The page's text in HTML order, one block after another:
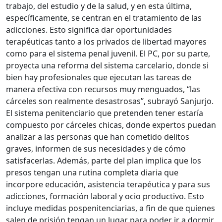
trabajo, del estudio y de la salud, y en esta última,
específicamente, se centran en el tratamiento de las
adicciones. Esto significa dar oportunidades
terapéuticas tanto a los privados de libertad mayores
como para el sistema penal juvenil. El PC, por su parte,
proyecta una reforma del sistema carcelario, donde si
bien hay profesionales que ejecutan las tareas de
manera efectiva con recursos muy menguados, “las
cárceles son realmente desastrosas”, subrayó Sanjurjo.
El sistema penitenciario que pretenden tener estaría
compuesto por cárceles chicas, donde expertos puedan
analizar a las personas que han cometido delitos
graves, informen de sus necesidades y de cómo
satisfacerlas. Además, parte del plan implica que los
presos tengan una rutina completa diaria que
incorpore educación, asistencia terapéutica y para sus
adicciones, formación laboral y ocio productivo. Esto
incluye medidas pospenitenciarias, a fin de que quienes